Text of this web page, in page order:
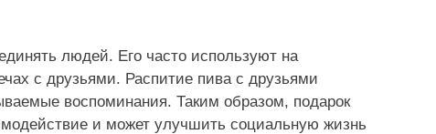
людей. Его часто используют на
с друзьями. Распитие пива с друзьями
воспоминания. Таким образом, подарок
и может улучшить социальную жизнь